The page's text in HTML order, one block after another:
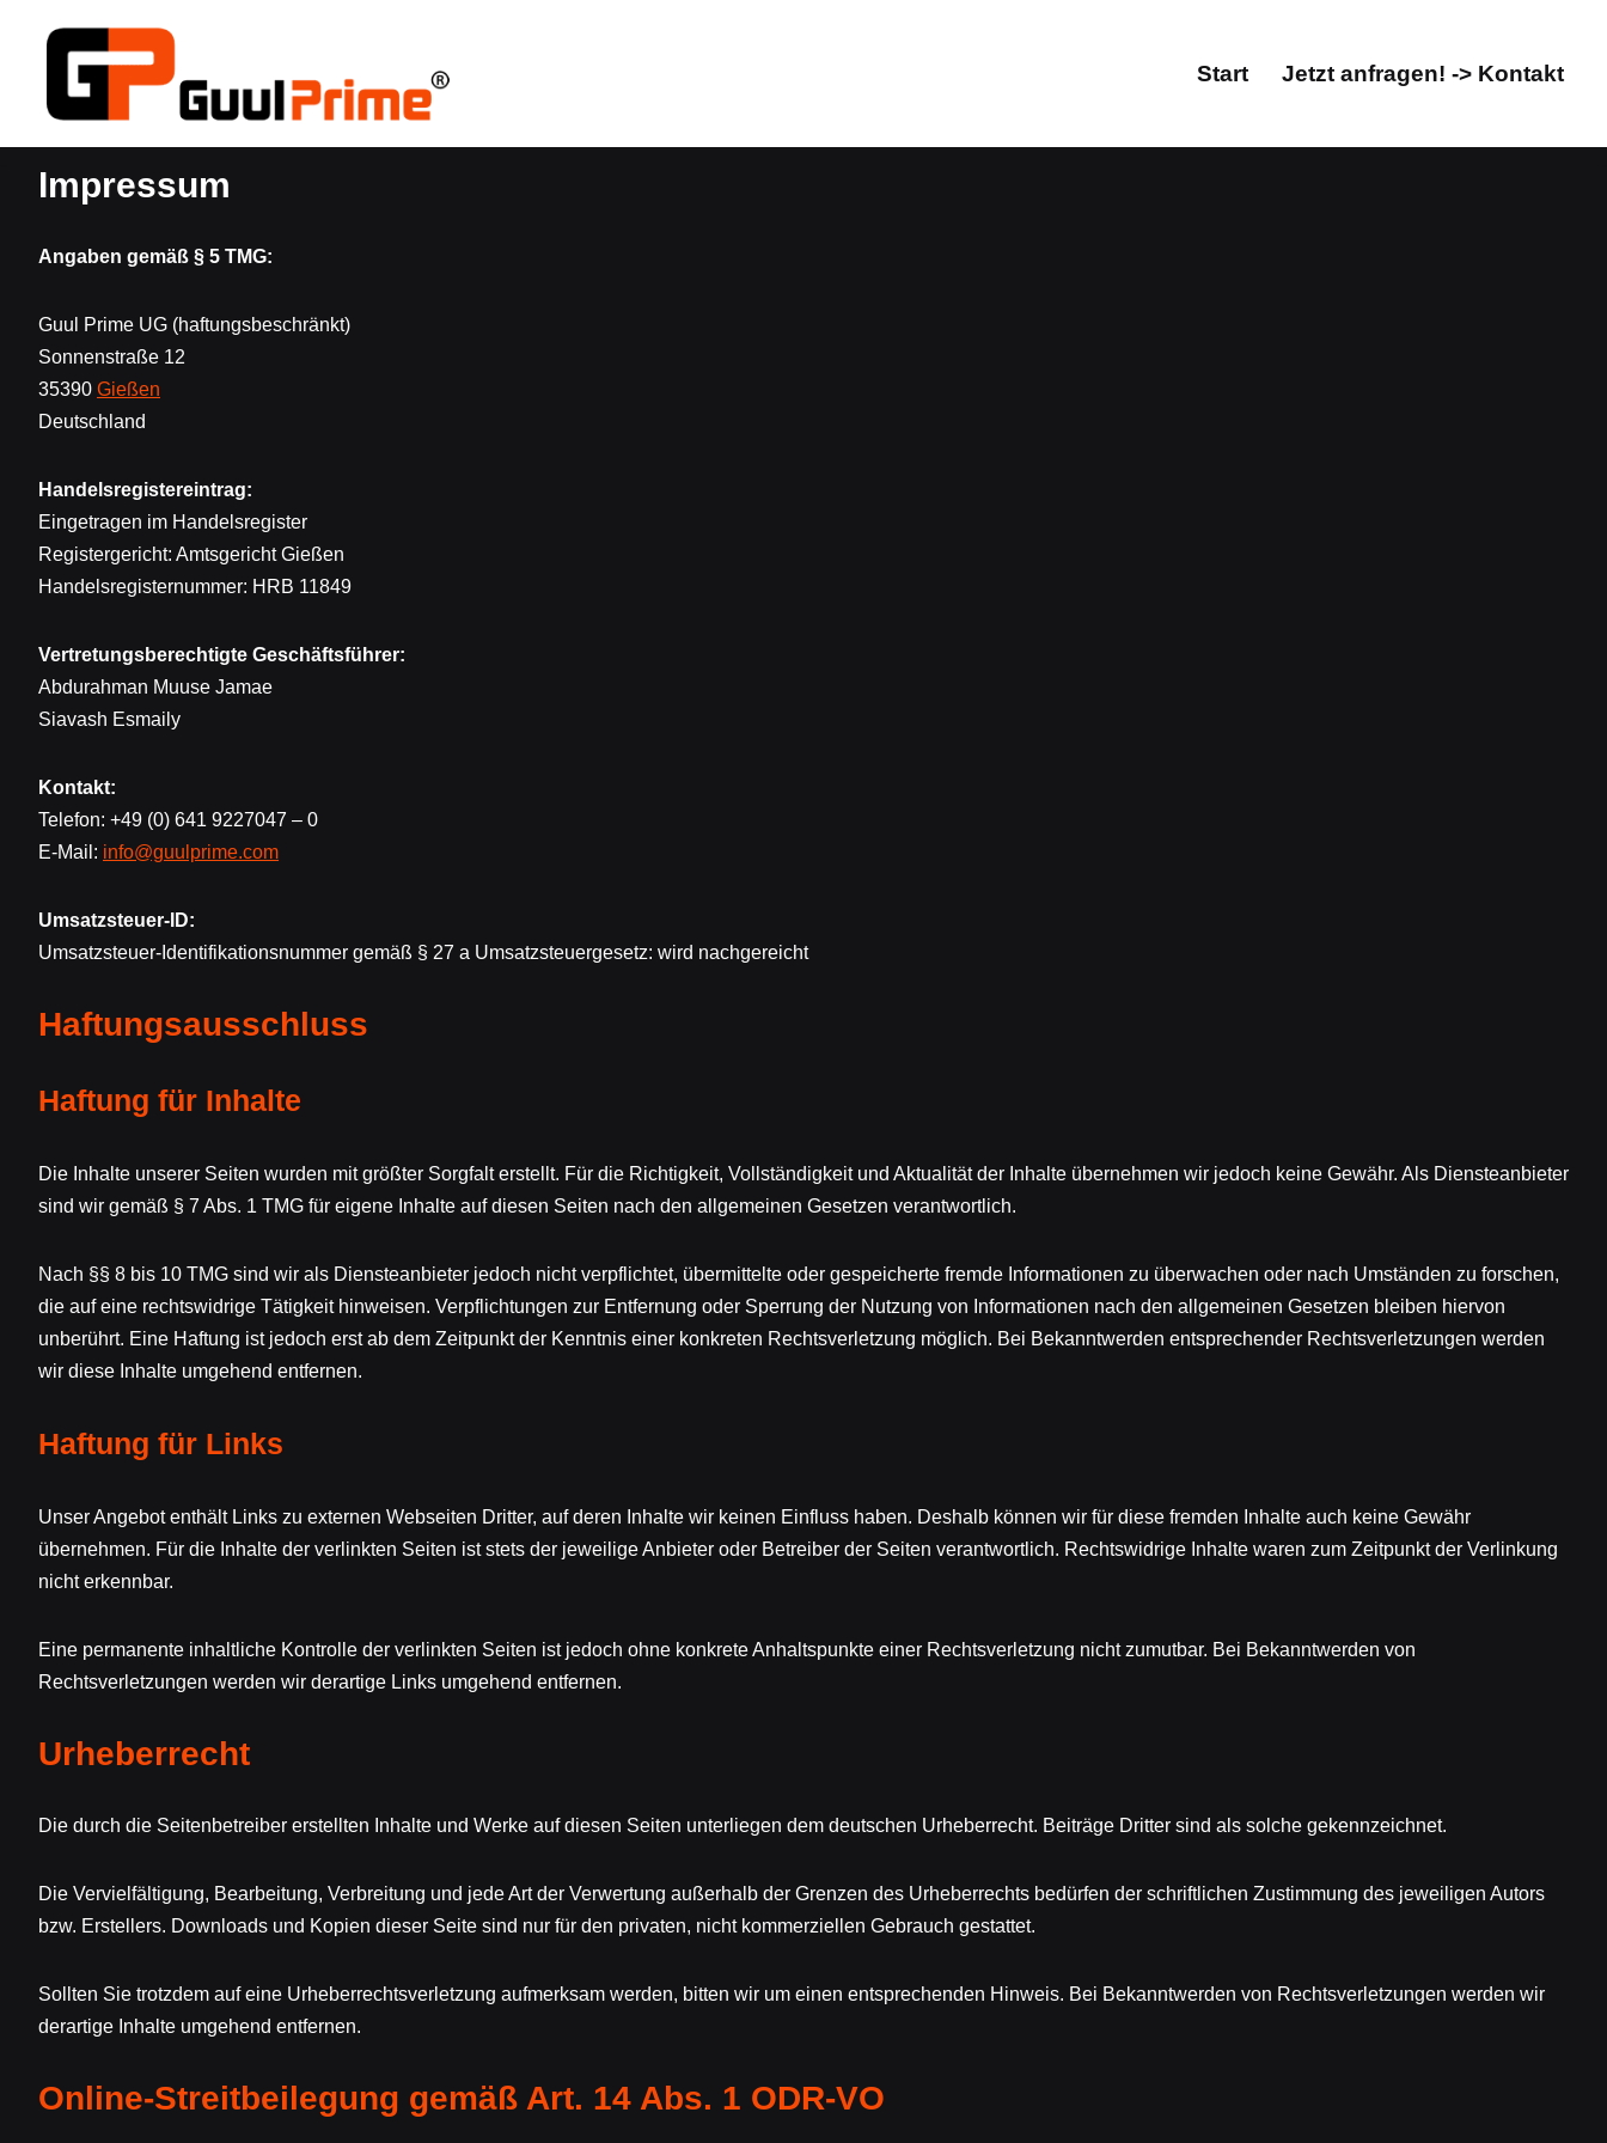
Start Jetzt anfragen! -> Kontakt
Impressum
Angaben gemäß § 5 TMG:
Guul Prime UG (haftungsbeschränkt)
Sonnenstraße 12
35390 Gießen
Deutschland
Handelsregistereintrag:
Eingetragen im Handelsregister
Registergericht: Amtsgericht Gießen
Handelsregisternummer: HRB 11849
Vertretungsberechtigte Geschäftsführer:
Abdurahman Muuse Jamae
Siavash Esmaily
Kontakt:
Telefon: +49 (0) 641 9227047 – 0
E-Mail: info@guulprime.com
Umsatzsteuer-ID:
Umsatzsteuer-Identifikationsnummer gemäß § 27 a Umsatzsteuergesetz: wird nachgereicht
Haftungsausschluss
Haftung für Inhalte
Die Inhalte unserer Seiten wurden mit größter Sorgfalt erstellt. Für die Richtigkeit, Vollständigkeit und Aktualität der Inhalte übernehmen wir jedoch keine Gewähr. Als Diensteanbieter
sind wir gemäß § 7 Abs. 1 TMG für eigene Inhalte auf diesen Seiten nach den allgemeinen Gesetzen verantwortlich.
Nach §§ 8 bis 10 TMG sind wir als Diensteanbieter jedoch nicht verpflichtet, übermittelte oder gespeicherte fremde Informationen zu überwachen oder nach Umständen zu forschen,
die auf eine rechtswidrige Tätigkeit hinweisen. Verpflichtungen zur Entfernung oder Sperrung der Nutzung von Informationen nach den allgemeinen Gesetzen bleiben hiervon
unberührt. Eine Haftung ist jedoch erst ab dem Zeitpunkt der Kenntnis einer konkreten Rechtsverletzung möglich. Bei Bekanntwerden entsprechender Rechtsverletzungen werden
wir diese Inhalte umgehend entfernen.
Haftung für Links
Unser Angebot enthält Links zu externen Webseiten Dritter, auf deren Inhalte wir keinen Einfluss haben. Deshalb können wir für diese fremden Inhalte auch keine Gewähr
übernehmen. Für die Inhalte der verlinkten Seiten ist stets der jeweilige Anbieter oder Betreiber der Seiten verantwortlich. Rechtswidrige Inhalte waren zum Zeitpunkt der Verlinkung
nicht erkennbar.
Eine permanente inhaltliche Kontrolle der verlinkten Seiten ist jedoch ohne konkrete Anhaltspunkte einer Rechtsverletzung nicht zumutbar. Bei Bekanntwerden von
Rechtsverletzungen werden wir derartige Links umgehend entfernen.
Urheberrecht
Die durch die Seitenbetreiber erstellten Inhalte und Werke auf diesen Seiten unterliegen dem deutschen Urheberrecht. Beiträge Dritter sind als solche gekennzeichnet.
Die Vervielfältigung, Bearbeitung, Verbreitung und jede Art der Verwertung außerhalb der Grenzen des Urheberrechts bedürfen der schriftlichen Zustimmung des jeweiligen Autors
bzw. Erstellers. Downloads und Kopien dieser Seite sind nur für den privaten, nicht kommerziellen Gebrauch gestattet.
Sollten Sie trotzdem auf eine Urheberrechtsverletzung aufmerksam werden, bitten wir um einen entsprechenden Hinweis. Bei Bekanntwerden von Rechtsverletzungen werden wir
derartige Inhalte umgehend entfernen.
Online-Streitbeilegung gemäß Art. 14 Abs. 1 ODR-VO